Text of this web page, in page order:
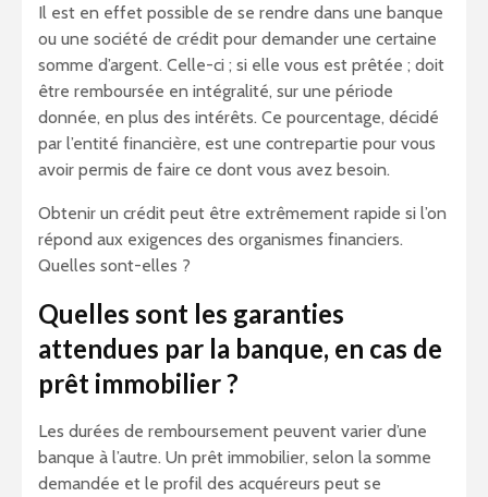
Il est en effet possible de se rendre dans une banque
ou une société de crédit pour demander une certaine
somme d’argent. Celle-ci ; si elle vous est prêtée ; doit
être remboursée en intégralité, sur une période
donnée, en plus des intérêts. Ce pourcentage, décidé
par l’entité financière, est une contrepartie pour vous
avoir permis de faire ce dont vous avez besoin.
Obtenir un crédit peut être extrêmement rapide si l’on
répond aux exigences des organismes financiers.
Quelles sont-elles ?
Quelles sont les garanties
attendues par la banque, en cas de
prêt immobilier ?
Les durées de remboursement peuvent varier d’une
banque à l’autre. Un prêt immobilier, selon la somme
demandée et le profil des acquéreurs peut se